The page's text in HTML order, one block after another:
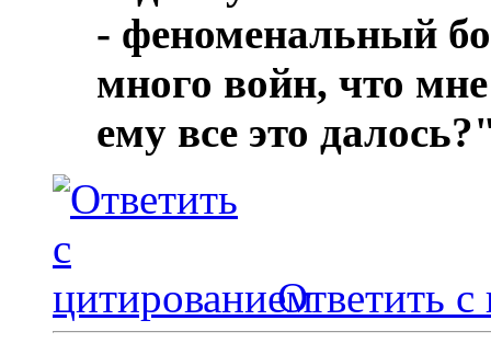
- феноменальный
много войн, что
ему все это
Ответить с